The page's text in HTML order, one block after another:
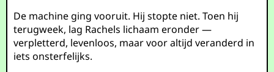
De machine ging vooruit. Hij stopte niet. Toen hij
terugweek, lag Rachels lichaam eronder —
verpletterd, levenloos, maar voor altijd veranderd in
iets onsterfelijks.